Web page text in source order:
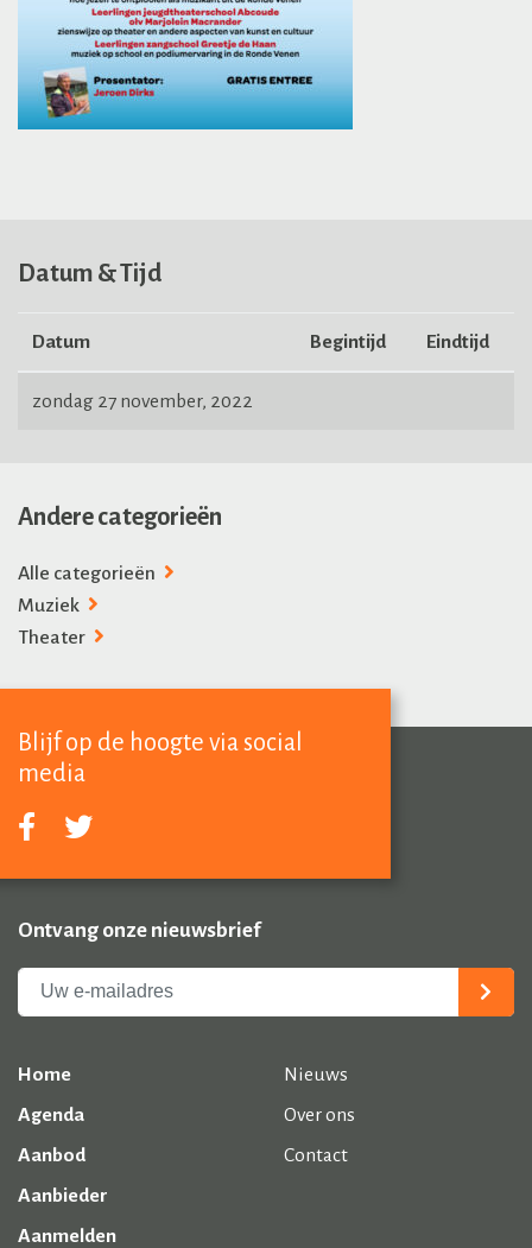
Datum & Tijd
Datum Begintijd Eindtijd
zondag 27 november, 2022
Andere categorieën
Alle categorieën
Muziek
Theater
Blijf op de hoogte via social
media
Ontvang onze nieuwsbrief
Home
Agenda
Aanbod
Aanbieder
Aanmelden
Nieuws
Over ons
Contact